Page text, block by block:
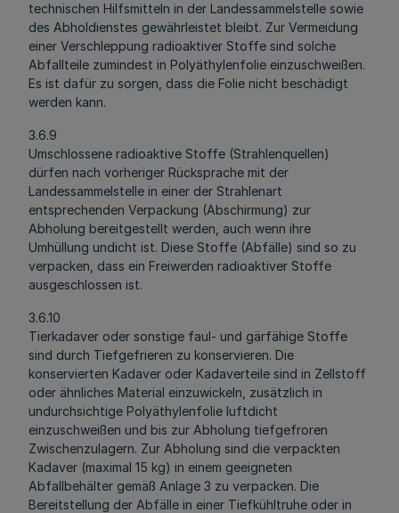
technischen Hilfsmitteln in der Landessammelstelle sowie
des Abholdienstes gewährleistet bleibt. Zur Vermeidung
einer Verschleppung radioaktiver Stoffe sind solche
Abfallteile zumindest in Polyäthylenfolie einzuschweißen.
Es ist dafür zu sorgen, dass die Folie nicht beschädigt
werden kann.
3.6.9
Umschlossene radioaktive Stoffe (Strahlenquellen)
dürfen nach vorheriger Rücksprache mit der
Landessammelstelle in einer der Strahlenart
entsprechenden Verpackung (Abschirmung) zur
Abholung bereitgestellt werden, auch wenn ihre
Umhüllung undicht ist. Diese Stoffe (Abfälle) sind so zu
verpacken, dass ein Freiwerden radioaktiver Stoffe
ausgeschlossen ist.
3.6.10
Tierkadaver oder sonstige faul- und gärfähige Stoffe
sind durch Tiefgefrieren zu konservieren. Die
konservierten Kadaver oder Kadaverteile sind in Zellstoff
oder ähnliches Material einzuwickeln, zusätzlich in
undurchsichtige Polyäthylenfolie luftdicht
einzuschweißen und bis zur Abholung tiefgefroren
Zwischenzulagern. Zur Abholung sind die verpackten
Kadaver (maximal 15 kg) in einem geeigneten
Abfallbehälter gemäß Anlage 3 zu verpacken. Die
Bereitstellung der Abfälle in einer Tiefkühltruhe oder in